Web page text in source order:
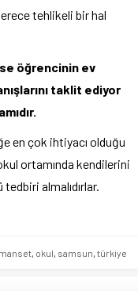
tehlikeli bir hal
öğrencinin ev
taklit ediyor
en çok ihtiyacı olduğu
ortamında kendilerini
almalıdırlar.
manset, okul, samsun, türkiye